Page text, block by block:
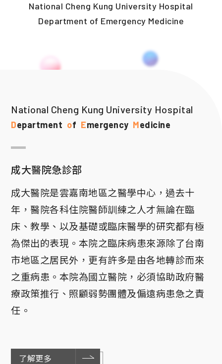
National Cheng Kung University Hospital
Department of Emergency Medicine
National Cheng Kung University Hospital
Department of Emergency Medicine
成大醫院急診部
成大醫院是雲嘉南地區之醫學中心，過去十
年，醫院各科住院醫師訓練之人才無論在臨
床、教學、以及基礎或臨床醫學的研究都有極
為傑出的表現。本院之臨床病患來源除了台南
市地區之居民外，更有許多是由各地轉診而來
之重病患。本院為國立醫院，必須協助政府醫
療政策推行、照顧弱勢團體及偏遠病患急之責
任。
了解更多